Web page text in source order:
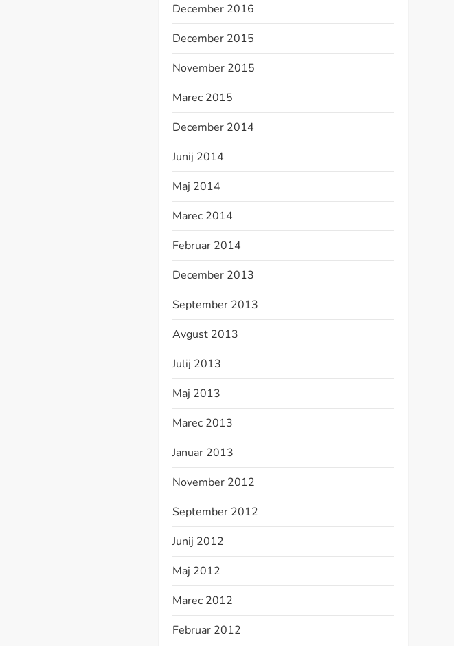
December 2016
December 2015
November 2015
Marec 2015
December 2014
Junij 2014
Maj 2014
Marec 2014
Februar 2014
December 2013
September 2013
Avgust 2013
Julij 2013
Maj 2013
Marec 2013
Januar 2013
November 2012
September 2012
Junij 2012
Maj 2012
Marec 2012
Februar 2012